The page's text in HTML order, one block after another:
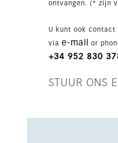
ontvangen. (* zijn
U kunt ook contact
via e-mail or
+34 952 830
STUUR ONS